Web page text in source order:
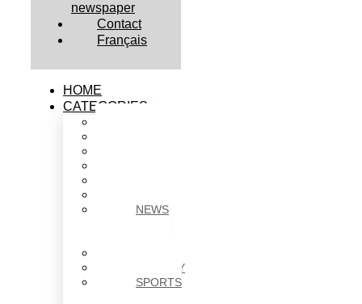
newspaper
Contact
Français
HOME
CATEGORIES
NEWS
SOCIETY
SPORTS